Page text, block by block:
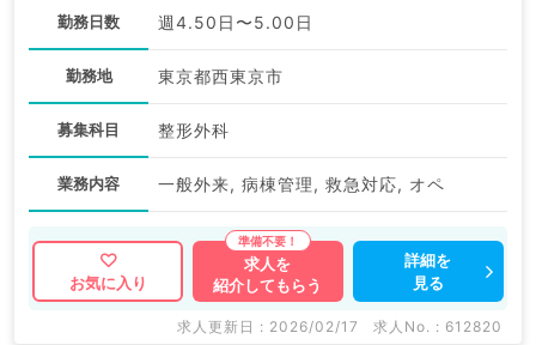
勤務日数 週4.50日〜5.00日
勤務地 東京都西東京市
募集科目 整形外科
業務内容 一般外来, 病棟管理, 救急対応, オペ
お気に入り
求人を
紹介してもらう
詳細を
見る
求人更新日 : 2026/02/17 求人No. : 612820